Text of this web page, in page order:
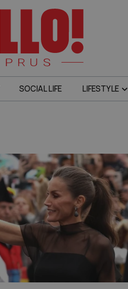
SOCIAL LIFE LIFESTYLE